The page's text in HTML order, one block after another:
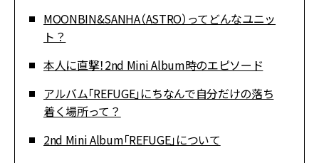
MOONBIN&SANHA（ASTRO）ってどんなユニッ
ト？
本人に直撃！2nd Mini Album時のエピソード
アルバム「REFUGE」にちなんで自分だけの落ち
着く場所って？
2nd Mini Album「REFUGE」について